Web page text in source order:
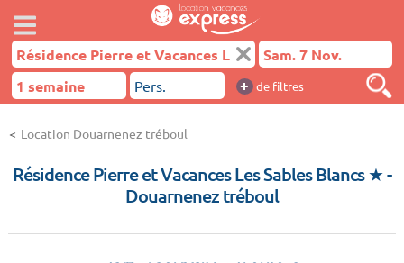
+ de filtres
Location Douarnenez tréboul
Résidence Pierre et Vacances Les Sables Blancs ★-
Douarnenez tréboul